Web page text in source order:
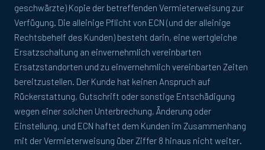
geschwärzte) Kopie der betreffenden Vermieterweisung zur
Verfügung. Die alleinige Pflicht von ECN (und der alleinige
Rechtsbehelf des Kunden) besteht darin, eine wertgleiche
Ersatzschaltung an einvernehmlich vereinbarten
Ersatzstandorten und zu einvernehmlich vereinbarten Zeiten
bereitzustellen. Der Kunde hat keinen Anspruch auf
Rückerstattung, Gutschrift oder sonstige Entschädigung
wegen einer solchen Unterbrechung, Änderung oder
Einstellung, und ECN haftet dem Kunden im Zusammenhang
mit der Vermieterweisung über Ziffer 8 hinaus nicht weiter.